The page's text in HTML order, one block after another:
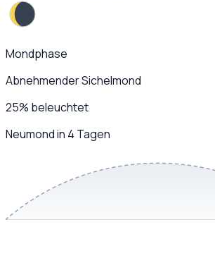
Mondphase
Abnehmender Sichelmond
25% beleuchtet
Neumond in 4 Tagen